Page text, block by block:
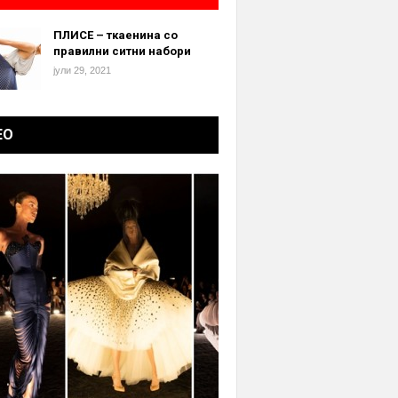
ПЛИСЕ – ткаенина со
правилни ситни набори
јули 29, 2021